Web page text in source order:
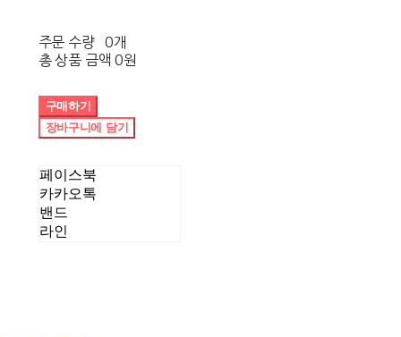
주문 수량
0개
총 상품 금액 0원
구매하기
장바구니에 담기
페이스북
카카오톡
밴드
라인